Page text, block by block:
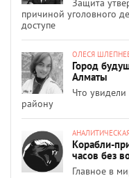
Защита
причиной уголовного
доступе
ОЛЕСЯ
Город
Алматы
Что
району
Корабли-
часов без
Главное в